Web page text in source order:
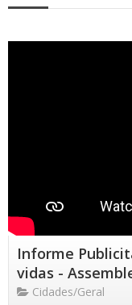
Informe
vidas -
Cidades/Geral